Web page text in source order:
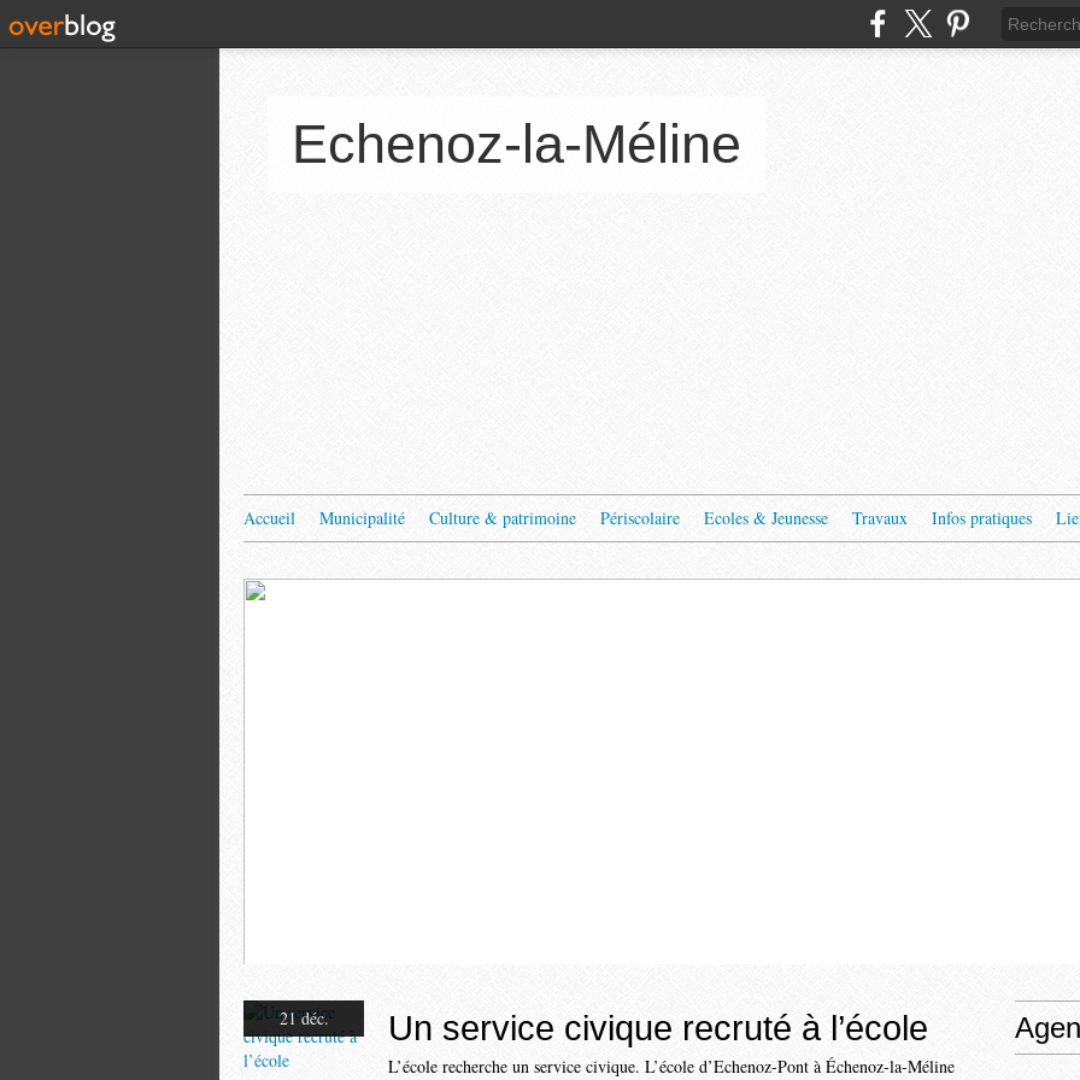
Echenoz-la-Méline
Accueil Municipalité Culture & patrimoine Périscolaire Ecoles & Jeunesse Travaux Infos pratiques
21 déc. Un service civique recruté à l’école
L’école recherche un service civique. L’école d’Echenoz-Pont à Échenoz-la-Méline